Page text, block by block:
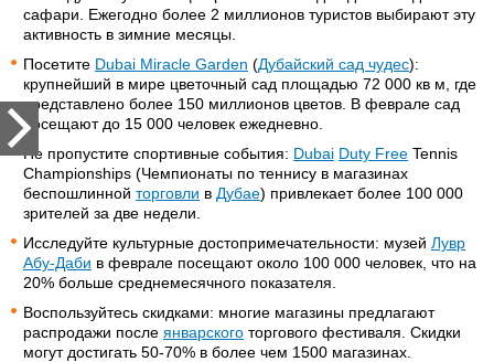
сафари. Ежегодно более 2 миллионов туристов выбирают эту
активность в зимние месяцы.
Посетите Dubai Miracle Garden (Дубайский сад чудес):
крупнейший в мире цветочный сад площадью 72 000 кв м, где
представлено более 150 миллионов цветов. В феврале сад
посещают до 15 000 человек ежедневно.
Не пропустите спортивные события: Dubai Duty Free Tennis
Championships (Чемпионаты по теннису в магазинах
беспошлинной торговли в Дубае) привлекает более 100 000
зрителей за две недели.
Исследуйте культурные достопримечательности: музей Лувр
Абу-Даби в феврале посещают около 100 000 человек, что на
20% больше среднемесячного показателя.
Воспользуйтесь скидками: многие магазины предлагают
распродажи после январского торгового фестиваля. Скидки
могут достигать 50-70% в более чем 1500 магазинах.